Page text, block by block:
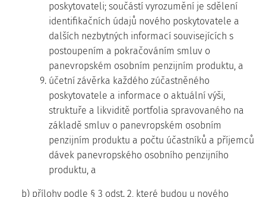
poskytovateli; součástí vyrozumění je sdělení
identifikačních údajů nového poskytovatele a
dalších nezbytných informací souvisejících s
postoupením a pokračováním smluv o
panevropském osobním penzijním produktu, a
9. účetní závěrka každého zúčastněného
poskytovatele a informace o aktuální výši,
struktuře a likviditě portfolia spravovaného na
základě smluv o panevropském osobním
penzijním produktu a počtu účastníků a příjemců
dávek panevropského osobního penzijního
produktu, a
b) přílohy podle § 3 odst. 2, které budou u nového